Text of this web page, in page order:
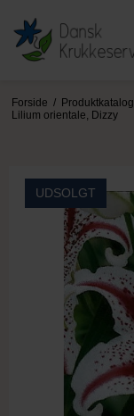
Forside / Produktkatalog
Lilium orientale, Dizzy
UDSOLGT